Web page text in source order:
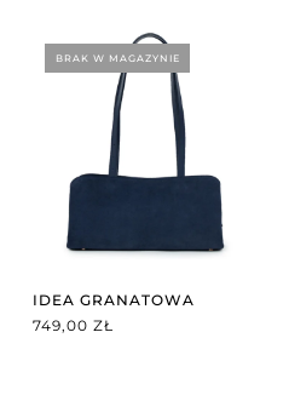
BRAK W MAGAZYNIE
IDEA GRANATOWA
749,00 ZŁ